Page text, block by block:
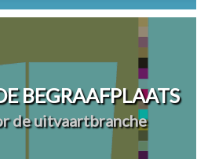
BEGRAAFPLAATS
de uitvaartbranche